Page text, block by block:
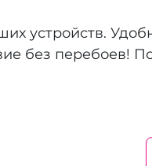
устройств.
без перебоев!